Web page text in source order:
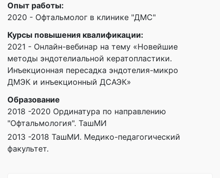
Опыт работы:
2020 - Офтальмолог в клинике "ДМС"
Курсы повышения квалификации:
2021 - Онлайн-вебинар на тему «Новейшие
методы эндотелиальной кератопластики.
Инъекционная пересадка эндотелия-микро
ДМЭК и инъекционный ДСАЭК»
Образование
2018 -2020 Ординатура по направлению
"Офтальмология". ТашМИ
2013 -2018 ТашМИ. Медико-педагогический
факультет.